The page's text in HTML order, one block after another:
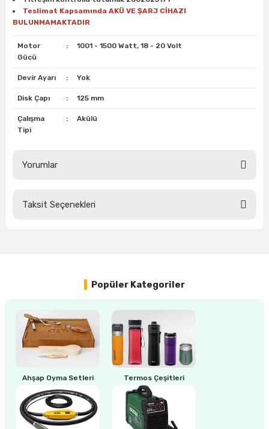
Teslimat Kapsamında AKÜ VE ŞARJ CİHAZI
BULUNMAMAKTADIR
Motor
Gücü
: 1001 - 1500 Watt, 18 - 20 Volt
Devir Ayarı : Yok
Disk Çapı : 125 mm
Çalışma
Tipi
: Akülü
Yorumlar
Taksit Seçenekleri
Popüler Kategoriler
Ahşap Oyma Setleri Termos Çeşitleri